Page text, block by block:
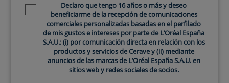
irritada, sino que también mejora la función de barrera
de la piel, reduce la inflamación y minimiza el
enrojecimiento. Además, la niacinamida ayuda a
regular la producción de sebo, lo que puede ser
beneficioso para quienes lidian con imperfecciones o
Newsletter policyDeclaro que tengo 16 años o más y deseo
beneficiarme de la recepción de comunicaciones
comerciales personalizadas basadas en el perfilado
de mis gustos e intereses por parte de L’Oréal España
S.A.U.: (i) por comunicación directa en relación con los
productos y servicios de Cerave y (ii) mediante
anuncios de las marcas de L’Oréal España S.A.U. en
sitios web y redes sociales de socios.